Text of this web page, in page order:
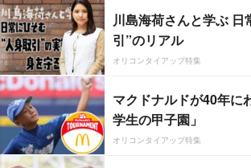
川島海荷さんと学ぶ 日
引”のリアル
オリコンタイアップ特集
マクドナルドが40年に
学生の甲子園」
オリコンタイアップ特集